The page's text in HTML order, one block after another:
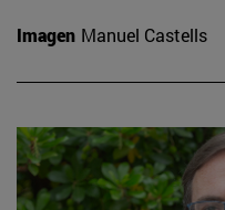
Imagen Manuel Castells